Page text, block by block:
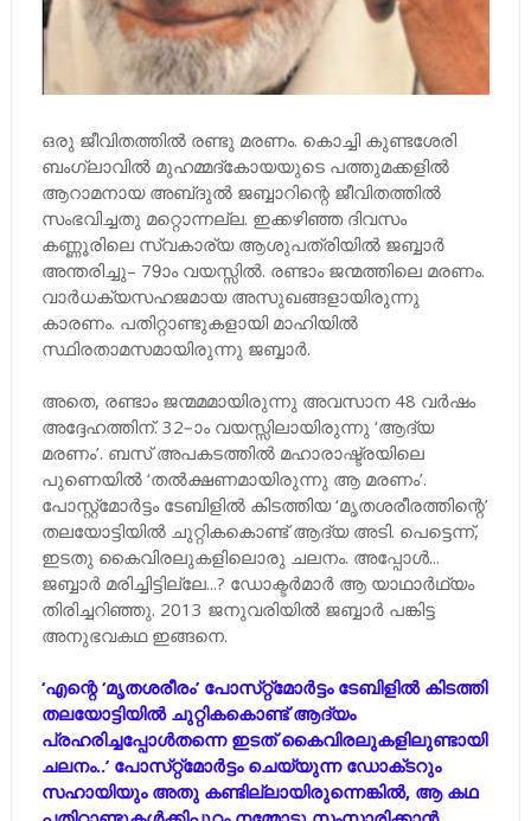
ഒരു ജീവിതത്തിൽ രണ്ടു മരണം. കൊച്ചി കുണ്ടശേരി
ബംഗ്ലാവിൽ മുഹമ്മദ്‌കോയയുടെ പത്തുമക്കളിൽ
ആറാമനായ അബ്‌ദുൽ ജബ്ബാറിന്റെ ജീവിതത്തിൽ
സംഭവിച്ചതു മറ്റൊന്നല്ല. ഇക്കഴിഞ്ഞ ദിവസം
കണ്ണൂരിലെ സ്വകാര്യ ആശുപത്രിയിൽ ജബ്ബാർ
അന്തരിച്ചു– 79ാം വയസ്സിൽ. രണ്ടാം ജന്മത്തിലെ മരണം.
വാർധക്യസഹജമായ അസുഖങ്ങളായിരുന്നു
കാരണം. പതിറ്റാണ്ടുകളായി മാഹിയിൽ
സ്ഥിരതാമസമായിരുന്നു ജബ്ബാർ.
അതെ, രണ്ടാം ജന്മമമായിരുന്നു അവസാന 48 വർഷം
അദ്ദേഹത്തിന്. 32–ാം വയസ്സിലായിരുന്നു ‘ആദ്യ
മരണം’. ബസ് അപകടത്തിൽ മഹാരാഷ്ട്രയിലെ
പുണെയിൽ ‘തൽക്ഷണമായിരുന്നു ആ മരണം’.
പോസ്റ്റ്മോർട്ടം ടേബിളിൽ കിടത്തിയ ‘മൃതശരീരത്തിന്റെ’
തലയോട്ടിയിൽ ചുറ്റികകൊണ്ട് ആദ്യ അടി. പെട്ടെന്ന്,
ഇടതു കൈവിരലുകളിലൊരു ചലനം. അപ്പോൾ...
ജബ്ബാർ മരിച്ചിട്ടില്ലേ...? ഡോക്ടർമാർ ആ യാഥാർഥ്യം
തിരിച്ചറിഞ്ഞു. 2013 ജനുവരിയിൽ ജബ്ബാർ പങ്കിട്ട
അനുഭവകഥ ഇങ്ങനെ.
‘എന്റെ ‘മൃതശരീരം’ പോസ്‌റ്റ്‌മോർട്ടം ടേബിളിൽ കിടത്തി
തലയോട്ടിയിൽ ചുറ്റികകൊണ്ട് ആദ്യം
പ്രഹരിച്ചപ്പോൾതന്നെ ഇടത് കൈവിരലുകളിലുണ്ടായി
ചലനം..’ പോസ്‌റ്റ്‌മോർട്ടം ചെയ്യുന്ന ഡോക്‌ടറും
സഹായിയും അതു കണ്ടില്ലായിരുന്നെങ്കിൽ, ആ കഥ